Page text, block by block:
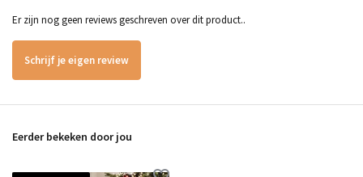
Er zijn nog geen reviews geschreven over dit product..
Schrijf je eigen review
Eerder bekeken door jou